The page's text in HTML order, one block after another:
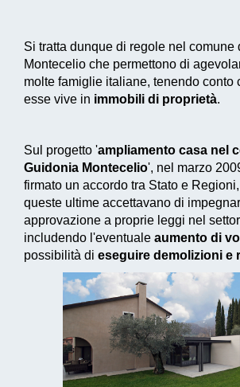
Si tratta dunque di regole nel comune
Montecelio che permettono di
molte famiglie italiane, tenendo conto
esse vive in immobili di proprietà.
Sul progetto 'ampliamento casa nel
Guidonia Montecelio', nel marzo
firmato un accordo tra Stato e
queste ultime accettavano di
approvazione a proprie leggi nel
includendo l'eventuale aumento di
possibilità di eseguire demolizioni e